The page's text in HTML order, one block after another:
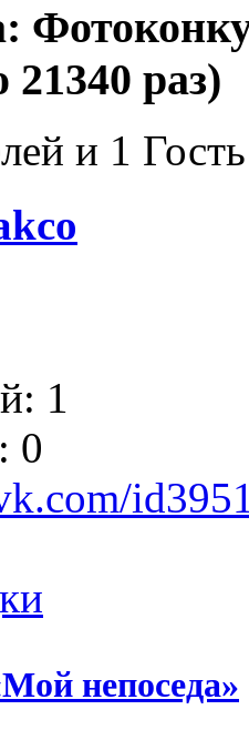
раз)
и 1
1
0
непоседа»